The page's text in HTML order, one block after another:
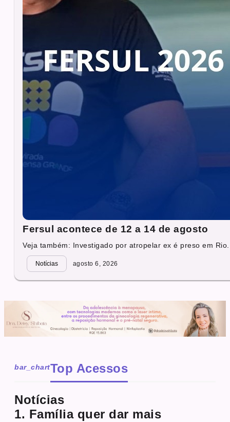
Fersul acontece de 12 a 14 de agosto
Veja também: Investigado por atropelar ex é preso em
Notícias agosto 6, 2026
bar_chartTop Acessos
Notícias
1. Família quer dar mais